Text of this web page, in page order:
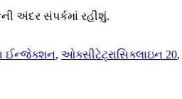
અંદર સંપર્કમાં રહીશું.
ઈન્જેક્શન, ઓક્સીટેટ્રાસિક્લાઇન 20,